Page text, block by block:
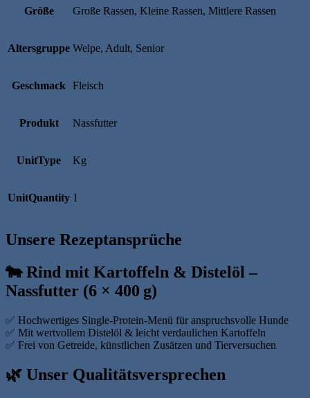
Größe Große Rassen, Kleine Rassen, Mittlere Rassen
Altersgruppe Welpe, Adult, Senior
Geschmack Fleisch
Produkt Nassfutter
UnitType Kg
UnitQuantity 1
Unsere Rezeptansprüche
🐄 Rind mit Kartoffeln & Distelöl –
Nassfutter (6 × 400 g)
✅ Hochwertiges Single-Protein-Menü für anspruchsvolle Hunde
✅ Mit wertvollem Distelöl & leicht verdaulichen Kartoffeln
✅ Frei von Getreide, künstlichen Zusätzen und Tierversuchen
🌿 Unser Qualitätsversprechen